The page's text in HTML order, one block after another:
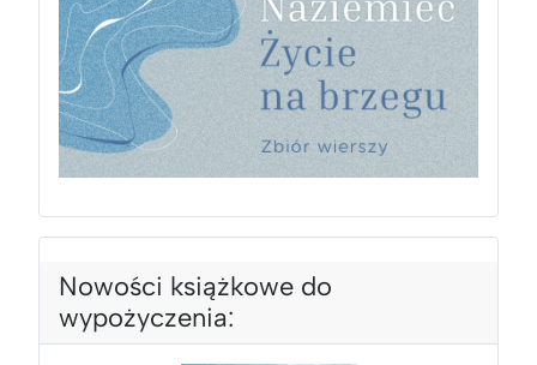
Nowości książkowe do
wypożyczenia: